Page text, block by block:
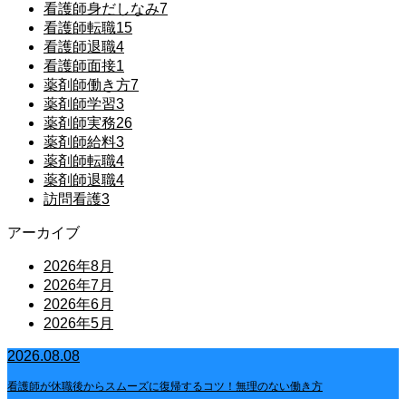
看護師身だしなみ7
看護師転職15
看護師退職4
看護師面接1
薬剤師働き方7
薬剤師学習3
薬剤師実務26
薬剤師給料3
薬剤師転職4
薬剤師退職4
訪問看護3
アーカイブ
2026年8月
2026年7月
2026年6月
2026年5月
2026.08.08
看護師が休職後からスムーズに復帰するコツ！無理のない働き方